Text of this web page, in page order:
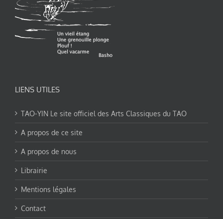
LIENS UTILES
TAO-YIN Le site officiel des Arts Classiques du TAO
A propos de ce site
A propos de nous
Librairie
Mentions légales
Contact